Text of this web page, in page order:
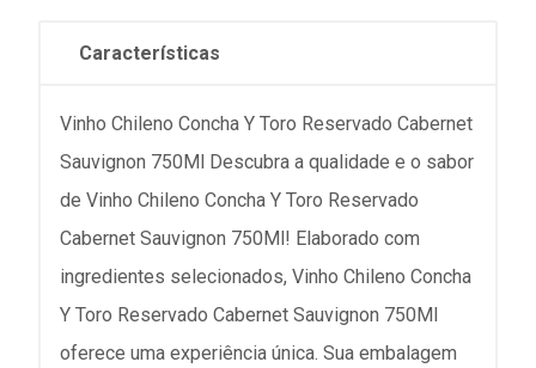
Características
Vinho Chileno Concha Y Toro Reservado Cabernet
Sauvignon 750Ml Descubra a qualidade e o sabor
de Vinho Chileno Concha Y Toro Reservado
Cabernet Sauvignon 750Ml! Elaborado com
ingredientes selecionados, Vinho Chileno Concha
Y Toro Reservado Cabernet Sauvignon 750Ml
oferece uma experiência única. Sua embalagem